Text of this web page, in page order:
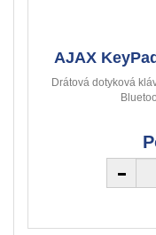
AJAX
Drátová dotyková